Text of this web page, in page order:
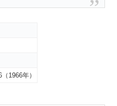
1966年）